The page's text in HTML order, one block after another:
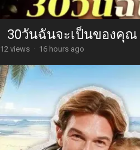
30วันฉันจะเป็นของคุณ
12 views · 16 hours ago